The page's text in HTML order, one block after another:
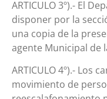
ARTICULO 3º).- El
disponer por la
una copia de la
agente Municipal de
ARTICULO 4º).- Los
movimiento de